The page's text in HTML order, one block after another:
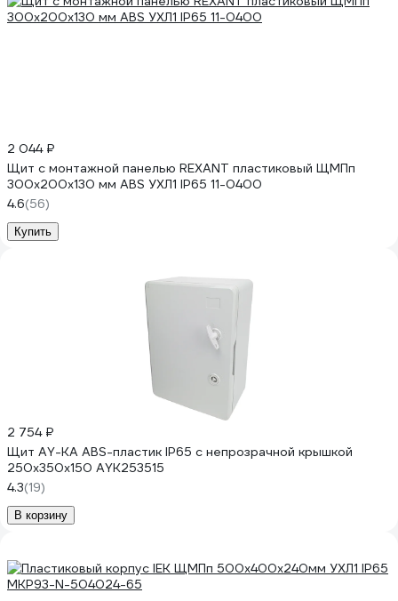
2 044 ₽
Щит с монтажной панелью REXANT пластиковый ЩМПп
300x200x130 мм ABS УХЛ1 IP65 11-0400
4.6(56)
Купить
2 754 ₽
Щит AY-KA ABS-пластик IP65 с непрозрачной крышкой
250x350x150 AYK253515
4.3(19)
В корзину